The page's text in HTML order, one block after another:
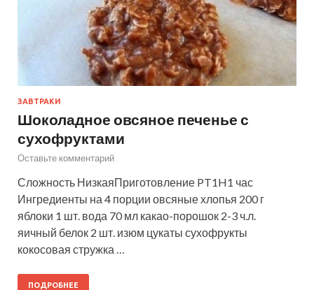
ЗАВТРАКИ
Шоколадное овсяное печенье с
сухофруктами
Оставьте комментарий
Сложность НизкаяПриготовление PT1H1 час
Ингредиенты на 4 порции овсяные хлопья 200 г
яблоки 1 шт. вода 70 мл какао-порошок 2-3 ч.л.
яичный белок 2 шт. изюм цукаты сухофрукты
кокосовая стружка …
ПОДРОБНЕЕ